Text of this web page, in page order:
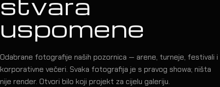
uspomene
Odabrane fotografije naših pozornica — arene, turneje, festivali i
korporativne večeri. Svaka fotografija je s pravog showa; ništa
nije render. Otvori bilo koji projekt za cijelu galeriju.